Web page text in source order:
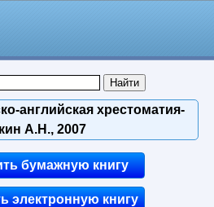
английская хрестоматия-
А.Н., 2007
бумажную книгу
электронную книгу